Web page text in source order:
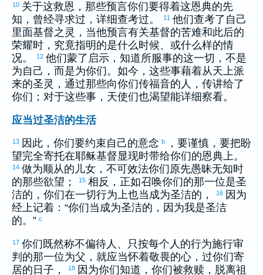
10 关于这救恩，那些预言你们要得着这恩典的先
知，曾经寻求过，详细查考过。
11 他们查考了自己
里面基督之灵，当他预言有关基督的苦难和此后的
荣耀时，究竟指明的是什么时候、或什么样的情
况。
12 他们蒙了启示，知道所服事的这一切，不是
为自己，而是为你们。如今，这些事藉着从天上派
来的圣灵，通过那些向你们传福音的人，传讲给了
你们；对于这些事，天使们也渴望能详细察看。
应当过圣洁的生活
13 因此，你们要约束自己的意念 b
，要谨慎，要把盼
望完全寄托在耶稣基督显现时带给你们的恩典上。
14 做为顺从的儿女，不可效法你们原先愚昧无知时
的那些欲望；
15 相反，正如召唤你们的那一位是圣
洁的，你们在一切行为上也当成为圣洁的，
16 因为
经上记着：“你们当成为圣洁的，因为我是圣洁
的。” c
17 你们既然称不偏待人、只按每个人的行为施行审
判的那一位为父，就应当怀着敬畏的心，过你们寄
居的日子，
18 因为你们知道，你们被救赎，脱离祖